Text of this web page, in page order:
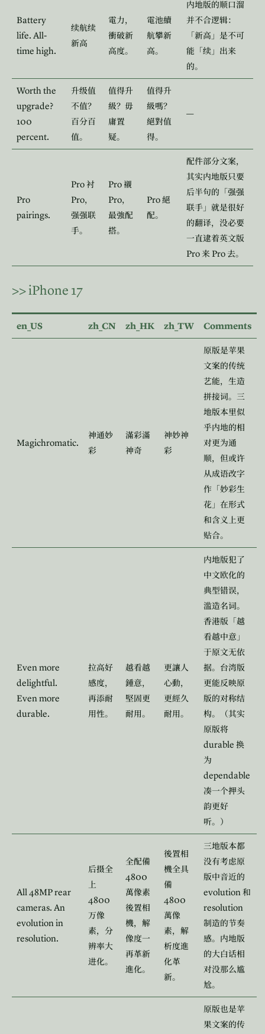
Battery
life. All-
time high.
续航续
新高
電力，
衝破新
高度。
電池續
航攀新
高。
内地版的顺口溜
并不合逻辑：
「新高」是不可
能「续」出来
的。
Worth the
upgrade?
100
percent.
升级值
不值？
百分百
值。
值得升
級？毋
庸置
疑。
值得升
級嗎？
絕對值
得。
—
Pro
pairings.
Pro衬
Pro，
强强联
手。
Pro襯
Pro，
最強配
搭。
Pro絕
配。
配件部分文案，
其实内地版只要
后半句的「强强
联手」就是很好
的翻译，没必要
一直逮着英文版
Pro来Pro去。
>>iPhone 17
en_US zh_CN zh_HK zh_TW Comments
Magichromatic.
神通妙
彩
滿彩滿
神奇
神妙神
彩
原版是苹果
文案的传统
艺能，生造
拼接词。三
地版本里似
乎内地的相
对更为通
顺，但或许
从成语改字
作「妙彩生
花」在形式
和含义上更
贴合。
Even more
delightful.
Even more
durable.
拉高好
感度，
再添耐
用性。
越看越
鍾意，
堅固更
耐用。
更讓人
心動，
更經久
耐用。
内地版犯了
中文欧化的
典型错误，
滥造名词。
香港版「越
看越中意」
于原文无依
据。台湾版
更能反映原
版的对称结
构。（其实
原版将
durable 换
为
dependable
凑一个押头
韵更好
听。）
All 48MP rear
cameras. An
evolution in
resolution.
后摄全
上
4800
万像
素，分
辨率大
进化。
全配備
4800
萬像素
後置相
機，解
像度一
再革新
進化。
後置相
機全具
備
4800
萬像
素，解
析度進
化革
新。
三地版本都
没有考虑原
版中音近的
evolution 和
resolution
制造的节奏
感。内地版
的大白话相
对没那么尴
尬。
原版也是苹
果文案的传